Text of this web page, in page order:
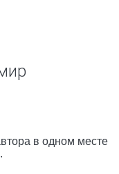
в одном месте